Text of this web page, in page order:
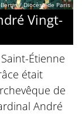
/ Diocèse de Paris
Vingt-
Étienne
était
de
André